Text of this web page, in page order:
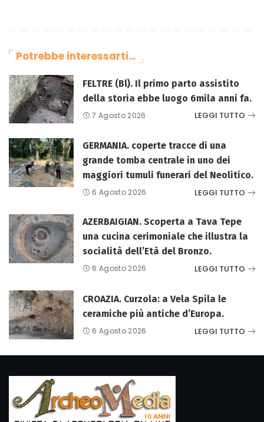
Potrebbe interessarti…
FELTRE (Bl). Il primo parto assistito
della storia ebbe luogo 6mila anni fa.
7 Agosto 2026 LEGGI TUTTO
GERMANIA. coperte tracce di una
grande tomba centrale in uno dei
maggiori tumuli funerari del Neolitico.
6 Agosto 2026 LEGGI TUTTO
AZERBAIGIAN. Scoperta a Tava Tepe
una cucina cerimoniale che illustra la
socialità dell’Età del Bronzo.
6 Agosto 2026 LEGGI TUTTO
CROAZIA. Curzola: a Vela Spila le
ceramiche più antiche d’Europa.
6 Agosto 2026 LEGGI TUTTO